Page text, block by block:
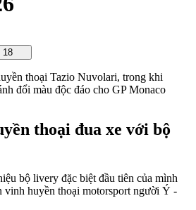
18
thoại Tazio Nuvolari, trong khi
đổi màu độc đáo cho GP Monaco
thoại đua xe với bộ
bộ livery đặc biệt đầu tiên của mình
vinh huyền thoại motorsport người Ý -